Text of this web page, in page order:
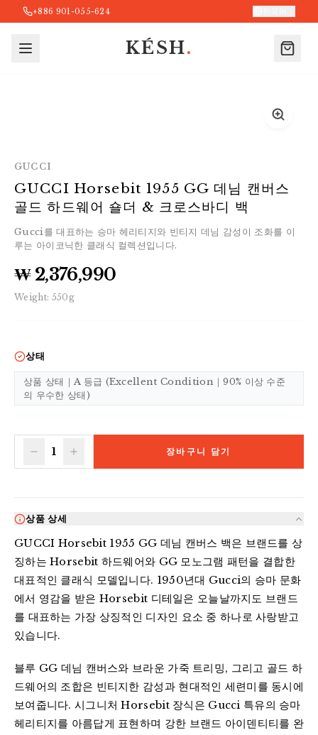
+886 901-055-624
KÉSH.
GUCCI
GUCCI Horsebit 1955 GG 데님 캔버스
골드 하드웨어 숄더 & 크로스바디 백
Gucci를 대표하는 승마 헤리티지와 빈티지 데님 감성이 조화를 이
루는 아이코닉한 클래식 컬렉션입니다.
₩ 2,376,990
Weight: 550 g
상태
상품 상태｜A 등급 (Excellent Condition｜90% 이상 수준
의 우수한 상태)
1 장바구니 담기
상품 상세
GUCCI Horsebit 1955 GG 데님 캔버스 백은 브랜드를 상
징하는 Horsebit 하드웨어와 GG 모노그램 패턴을 결합한
대표적인 클래식 모델입니다. 1950년대 Gucci의 승마 문화
에서 영감을 받은 Horsebit 디테일은 오늘날까지도 브랜드
를 대표하는 가장 상징적인 디자인 요소 중 하나로 사랑받고
있습니다.
블루 GG 데님 캔버스와 브라운 가죽 트리밍, 그리고 골드 하
드웨어의 조합은 빈티지한 감성과 현대적인 세련미를 동시에
보여줍니다. 시그니처 Horsebit 장식은 Gucci 특유의 승마
헤리티지를 아름답게 표현하며 강한 브랜드 아이덴티티를 완